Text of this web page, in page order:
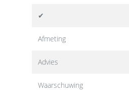
✔
Afmeting
Advies
Waarschuwing